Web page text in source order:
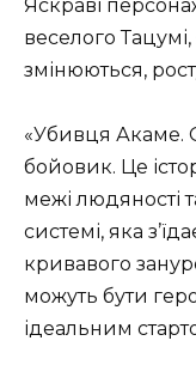
Яскраві
веселого
змінюються,
«Убивця Акаме.
бойовик. Це
межі людяності
системі, яка
кривавого
можуть бути
ідеальним